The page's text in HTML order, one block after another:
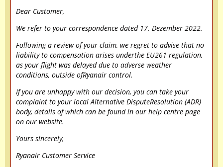
Dear Customer,
We refer to your correspondence dated 17. Dezember 2022.
Following a review of your claim, we regret to advise that no
liability to compensation arises underthe EU261 regulation,
as your flight was delayed due to adverse weather
conditions, outside ofRyanair control.
If you are unhappy with our decision, you can take your
complaint to your local Alternative DisputeResolution (ADR)
body, details of which can be found in our help centre page
on our website.
Yours sincerely,
Ryanair Customer Service